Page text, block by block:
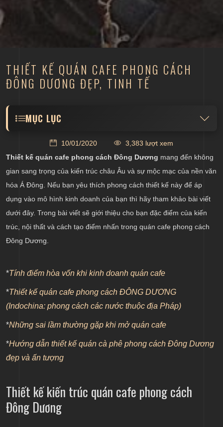
THIẾT KẾ QUÁN CAFE PHONG CÁCH
ĐÔNG DƯƠNG ĐẸP, TINH TẾ
MỤC LỤC
Dương
Đặc điểm thiết kế nội thất quán cà phê Đông
Dương
Tạo điểm nhấn cho quán cafe phong cách Đông
Dương
Cần chuẩn bị gì để thiết kế quán cà phê
10/01/2020
3,383 lượt xem
Thiết kế quán cafe phong cách Đông Dương mang đến không
gian sang trọng của kiến trúc châu Âu và sự mộc mạc của nền văn
hóa Á Đông. Nếu bạn yêu thích phong cách thiết kế này để áp
dụng vào mô hình kinh doanh của bạn thì hãy tham khảo bài viết
dưới đây. Trong bài viết sẽ giới thiệu cho bạn đặc điểm của kiến
trúc, nội thất và cách tạo điểm nhấn trong quán cafe phong cách
Đông Dương.
*Tính điểm hòa vốn khi kinh doanh quán cafe
*Thiết kế quán cafe phong cách ĐÔNG DƯƠNG
(Indochina: phong cách các nước thuộc địa Pháp)
*Những sai lầm thường gặp khi mở quán cafe
*Hướng dẫn thiết kế quán cà phê phong cách Đông Dương
đẹp và ấn tượng
Thiết kế kiến trúc quán cafe phong cách
Đông Dương